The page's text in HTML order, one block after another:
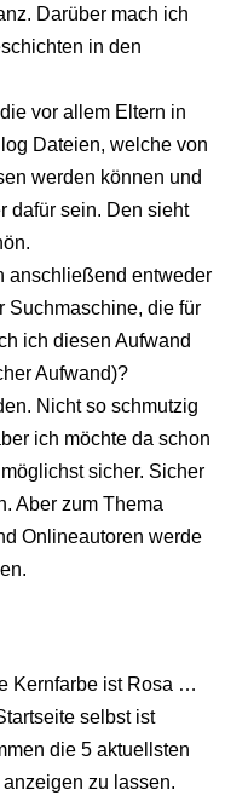
Darüber mach ich
in den
vor allem Eltern in
Dateien, welche von
werden können und
dafür sein. Den sieht
anschließend entweder
Suchmaschine, die für
ich diesen Aufwand
Aufwand)?
Nicht so schmutzig
ich möchte da schon
sicher. Sicher
Aber zum Thema
Onlineautoren werde
Kernfarbe ist Rosa …
selbst ist
die 5 aktuellsten
zu lassen.